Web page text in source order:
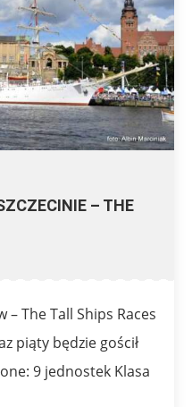
– THE
– The Tall Ships Races
piąty będzie gościł
9 jednostek Klasa